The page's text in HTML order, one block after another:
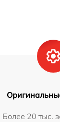
Более 20 тыс.